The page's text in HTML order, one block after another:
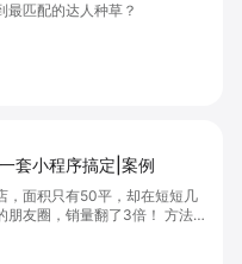
最匹配的达人种草？
套小程序搞定|案例
，面积只有50平，却在短短几
朋友圈，销量翻了3倍！ 方法则
种草平台和闭环引流，实现从
环！ 👇